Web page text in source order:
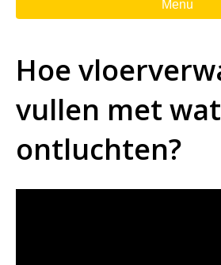
Menu
Hoe
vullen met
ontluchten?